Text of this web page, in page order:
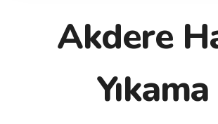
Akdere
Yıkama